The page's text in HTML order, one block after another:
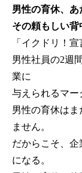
男性の育休、あ
その頼もしい背
「イクドリ！宣
男性社員の2週
業に
与えられるマー
男性の育休は
ません。
だからこそ、
になる。